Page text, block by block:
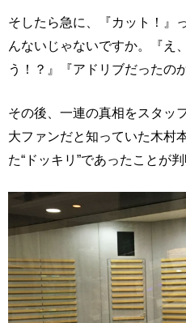
そしたら急に、『カット！』
んないじゃないですか。『え
う！？』『アドリブだったの
その後、一連の真相をスタッ
大ファンだと知っていた木村
た“ドッキリ”であったことが判